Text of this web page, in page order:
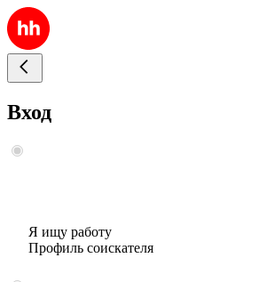
Вход
Я ищу работу
Профиль соискателя